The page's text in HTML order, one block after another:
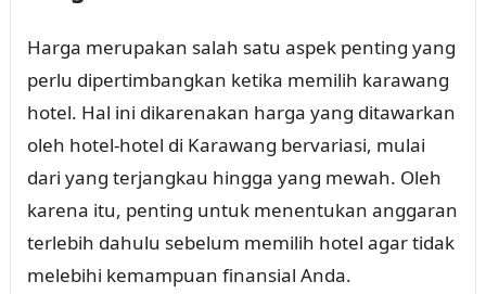
Harga merupakan salah satu aspek penting yang
perlu dipertimbangkan ketika memilih karawang
hotel. Hal ini dikarenakan harga yang ditawarkan
oleh hotel-hotel di Karawang bervariasi, mulai
dari yang terjangkau hingga yang mewah. Oleh
karena itu, penting untuk menentukan anggaran
terlebih dahulu sebelum memilih hotel agar tidak
melebihi kemampuan finansial Anda.